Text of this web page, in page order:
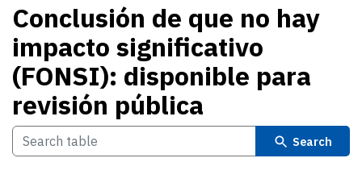
Conclusión de que no hay
impacto significativo
(FONSI): disponible para
revisión pública
Search